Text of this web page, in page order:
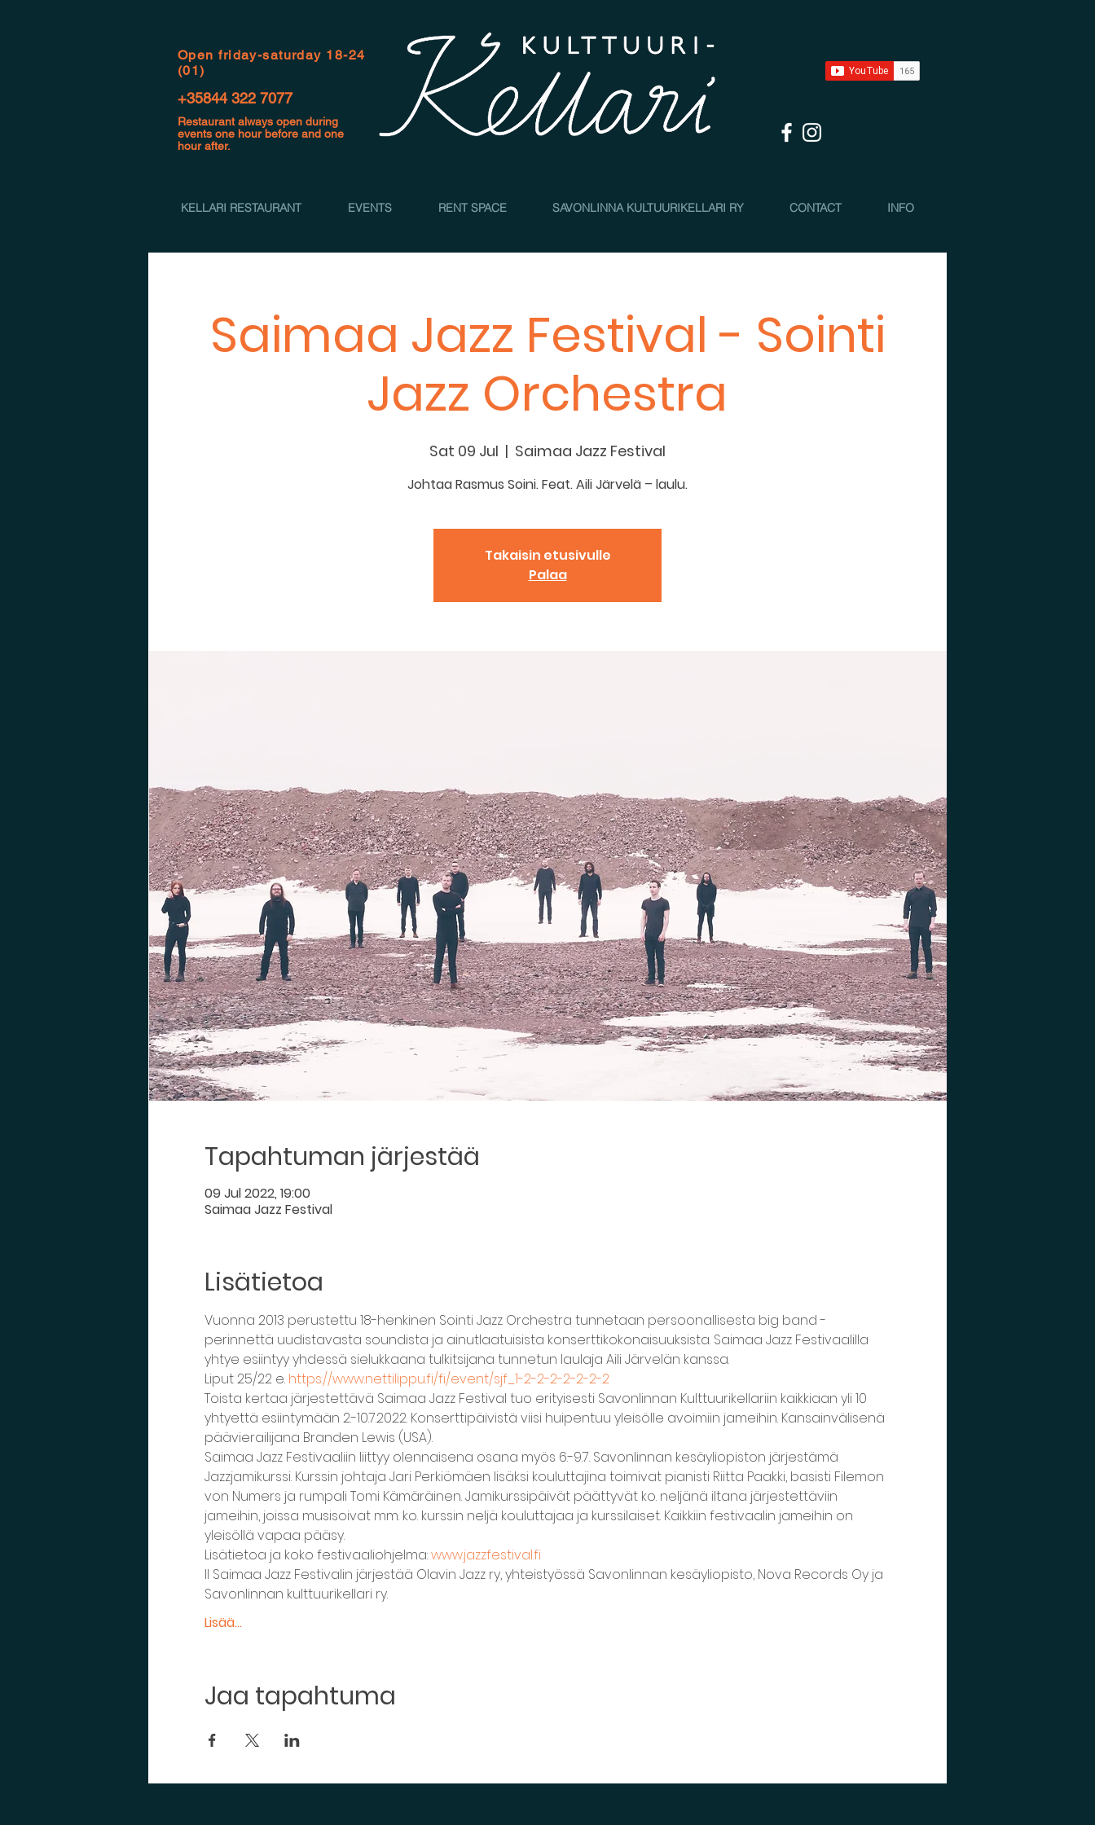
Open friday-saturday 18-24
(01)
+35844 322 7077
Restaurant always open during
events one hour before and one
hour after.
KELLARI RESTAURANT EVENTS RENT SPACE SAVONLINNA KULTUURIKELLARI RY CONTACT INFO
Saimaa Jazz Festival - Sointi
Jazz Orchestra
Sat 09 Jul
  |
Saimaa Jazz Festival
Johtaa Rasmus Soini. Feat. Aili Järvelä – laulu.
Takaisin etusivulle
Palaa
Tapahtuman järjestää
09 Jul 2022, 19:00
Saimaa Jazz Festival
Lisätietoa
Vuonna 2013 perustettu 18-henkinen Sointi Jazz Orchestra tunnetaan persoonallisesta big band -
perinnettä uudistavasta soundista ja ainutlaatuisista konserttikokonaisuuksista. Saimaa Jazz Festivaalilla
yhtye esiintyy yhdessä sielukkaana tulkitsijana tunnetun laulaja Aili Järvelän kanssa.
Liput 25/22 e. https://www.nettilippu.fi/fi/event/sjf_1-2-2-2-2-2-2-2
Toista kertaa järjestettävä Saimaa Jazz Festival tuo erityisesti Savonlinnan Kulttuurikellariin kaikkiaan yli 10
yhtyettä esiintymään 2.-10.7.2022. Konserttipäivistä viisi huipentuu yleisölle avoimiin jameihin. Kansainvälisenä
päävierailijana Branden Lewis (USA).
Saimaa Jazz Festivaaliin liittyy olennaisena osana myös 6.-9.7. Savonlinnan kesäyliopiston järjestämä
Jazzjamikurssi. Kurssin johtaja Jari Perkiömäen lisäksi kouluttajina toimivat pianisti Riitta Paakki, basisti Filemon
von Numers ja rumpali Tomi Kämäräinen. Jamikurssipäivät päättyvät ko. neljänä iltana järjestettäviin
jameihin, joissa musisoivat mm. ko. kurssin neljä kouluttajaa ja kurssilaiset. Kaikkiin festivaalin jameihin on
yleisöllä vapaa pääsy.
Lisätietoa ja koko festivaaliohjelma: www.jazzfestival.fi
II Saimaa Jazz Festivalin järjestää Olavin Jazz ry, yhteistyössä Savonlinnan kesäyliopisto, Nova Records Oy ja
Savonlinnan kulttuurikellari ry.
Lisää...
Jaa tapahtuma